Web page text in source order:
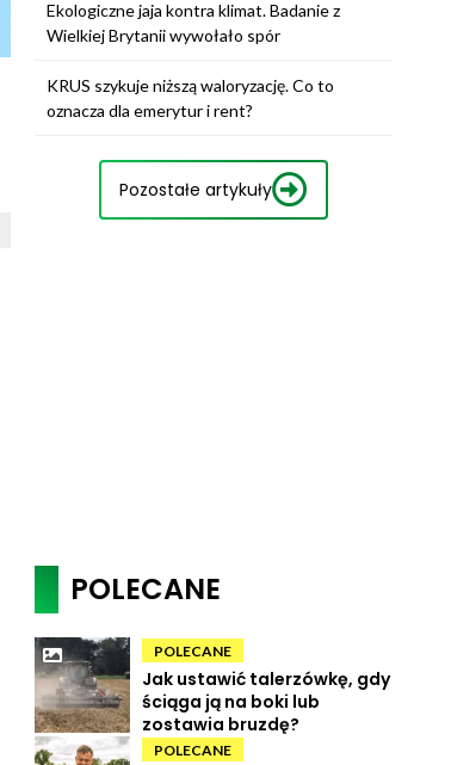
Ekologiczne jaja kontra klimat. Badanie z
Wielkiej Brytanii wywołało spór
KRUS szykuje niższą waloryzację. Co to
oznacza dla emerytur i rent?
Pozostałe artykuły
POLECANE
POLECANE
Jak ustawić talerzówkę, gdy
ściąga ją na boki lub
zostawia bruzdę?
POLECANE